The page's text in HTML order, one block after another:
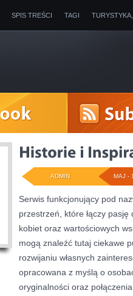
SPIS TREŚCI TAGI
MAJ -
ADMIN
Serwis funkcjonujący pod
przestrzeń, które łączy
kobiet oraz wartościowych
mogą znaleźć tutaj ciekawe
rozwijaniu własnych
opracowana z myślą o
oryginalności oraz